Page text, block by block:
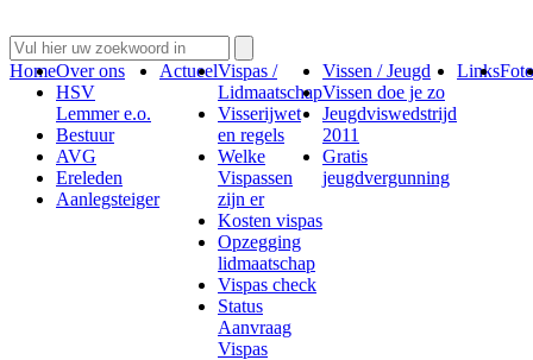
HomeOver ons
HSV
Lemmer e.o.
Bestuur
AVG
Ereleden
Aanlegsteiger
ActueelVispas /
Lidmaatschap
Visserijwet
en regels
Welke
Vispassen
zijn er
Kosten vispas
Opzegging
lidmaatschap
Vispas check
Status
Aanvraag
Vispas
Vissen / Jeugd
Vissen doe je zo
Jeugdviswedstrijd
2011
Gratis
jeugdvergunning
Links